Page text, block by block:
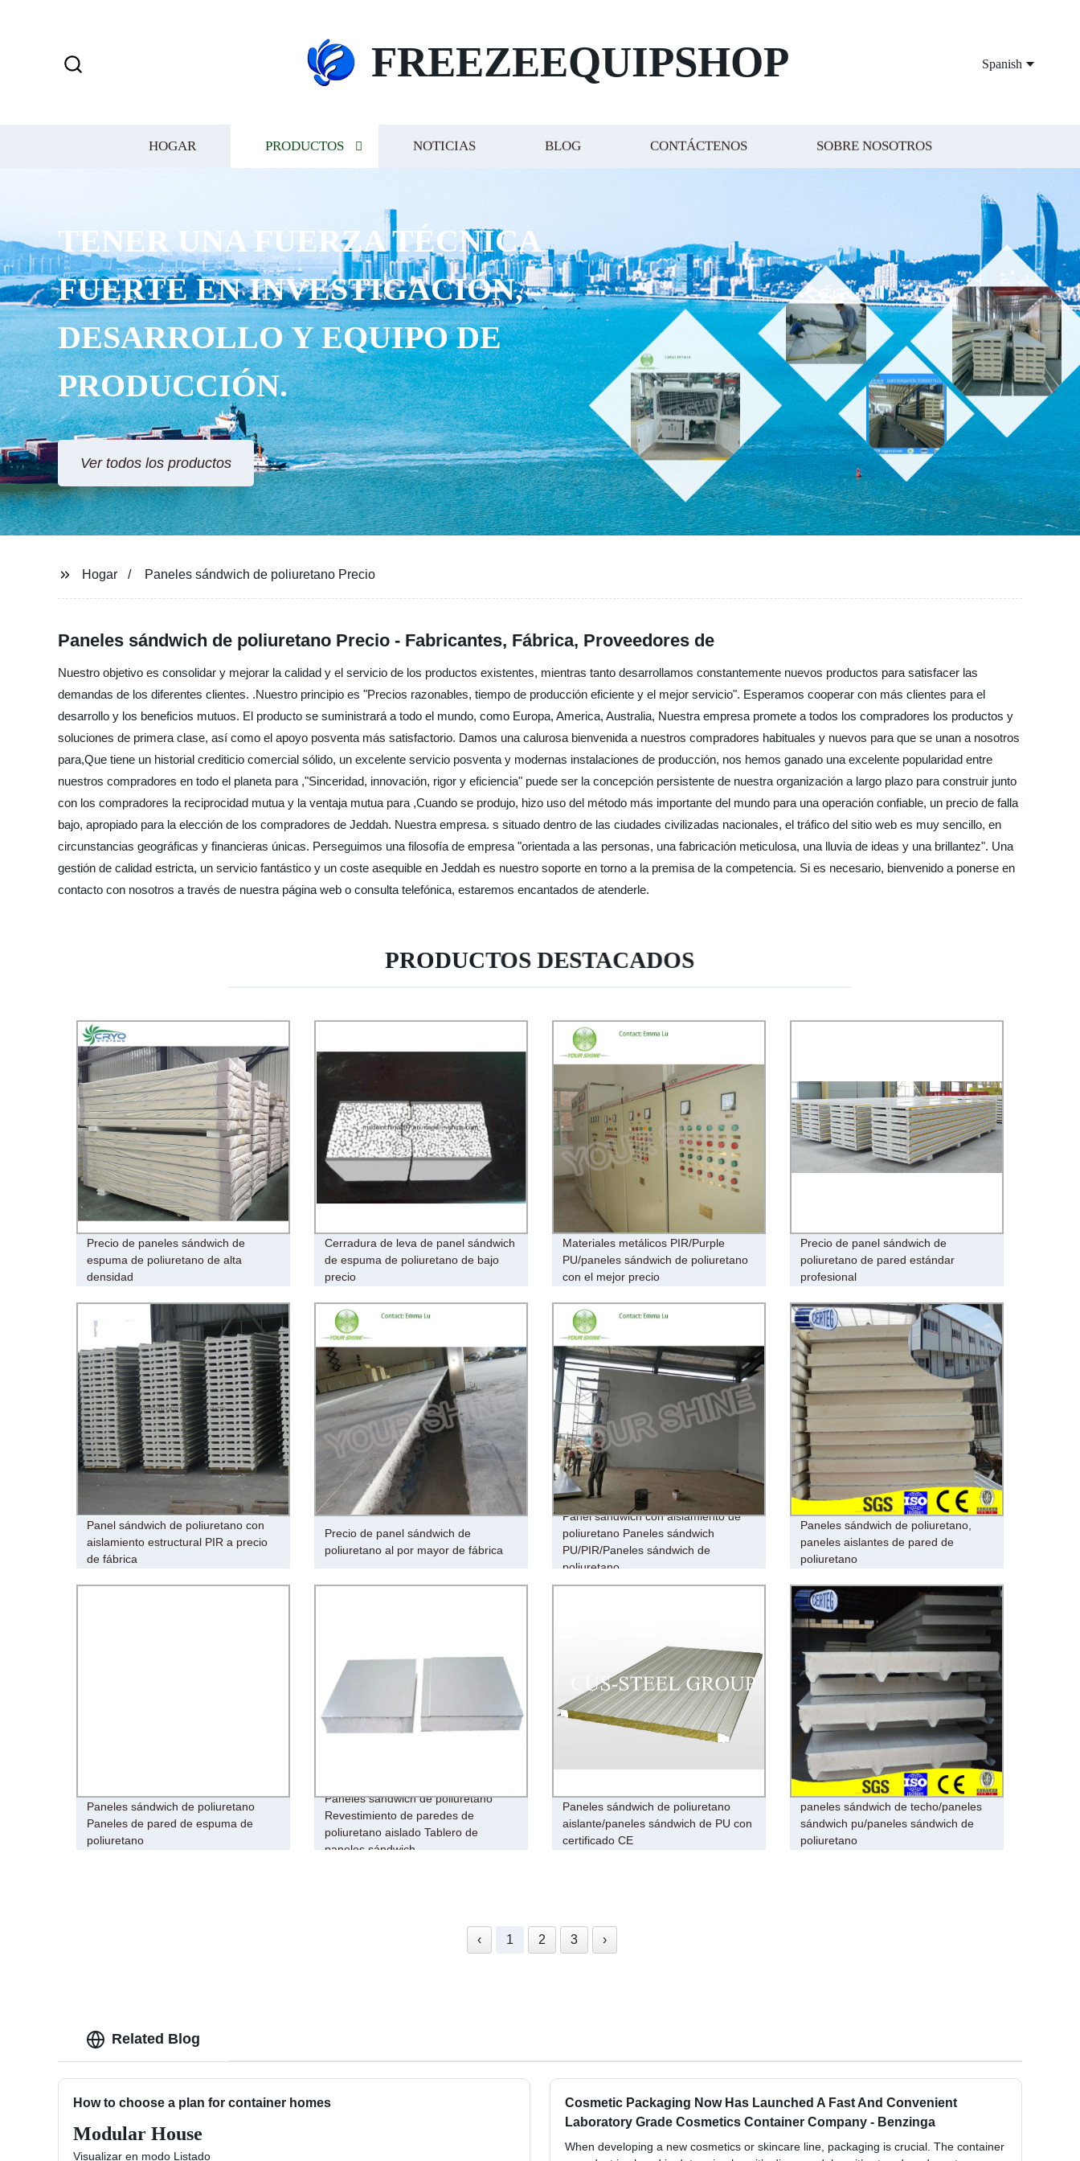
FREEZEEQUIPSHOP Spanish
HOGAR PRODUCTOS NOTICIAS BLOG CONTÁCTENOS SOBRE NOSOTROS
TENER UNA FUERZA TÉCNICA
FUERTE EN INVESTIGACIÓN,
DESARROLLO Y EQUIPO DE
PRODUCCIÓN.
Ver todos los productos
Hogar Paneles sándwich de poliuretano Precio
Paneles sándwich de poliuretano Precio - Fabricantes, Fábrica, Proveedores de
Nuestro objetivo es consolidar y mejorar la calidad y el servicio de los productos existentes, mientras tanto desarrollamos constantemente nuevos productos para satisfacer las
demandas de los diferentes clientes. .Nuestro principio es "Precios razonables, tiempo de producción eficiente y el mejor servicio". Esperamos cooperar con más clientes para el
desarrollo y los beneficios mutuos. El producto se suministrará a todo el mundo, como Europa, America, Australia, Nuestra empresa promete a todos los compradores los productos y
soluciones de primera clase, así como el apoyo posventa más satisfactorio. Damos una calurosa bienvenida a nuestros compradores habituales y nuevos para que se unan a nosotros
para,Que tiene un historial crediticio comercial sólido, un excelente servicio posventa y modernas instalaciones de producción, nos hemos ganado una excelente popularidad entre
nuestros compradores en todo el planeta para ,"Sinceridad, innovación, rigor y eficiencia" puede ser la concepción persistente de nuestra organización a largo plazo para construir junto
con los compradores la reciprocidad mutua y la ventaja mutua para ,Cuando se produjo, hizo uso del método más importante del mundo para una operación confiable, un precio de falla
bajo, apropiado para la elección de los compradores de Jeddah. Nuestra empresa. s situado dentro de las ciudades civilizadas nacionales, el tráfico del sitio web es muy sencillo, en
circunstancias geográficas y financieras únicas. Perseguimos una filosofía de empresa "orientada a las personas, una fabricación meticulosa, una lluvia de ideas y una brillantez". Una
gestión de calidad estricta, un servicio fantástico y un coste asequible en Jeddah es nuestro soporte en torno a la premisa de la competencia. Si es necesario, bienvenido a ponerse en
contacto con nosotros a través de nuestra página web o consulta telefónica, estaremos encantados de atenderle.
PRODUCTOS DESTACADOS
Precio de paneles sándwich de
espuma de poliuretano de alta
densidad
Cerradura de leva de panel sándwich
de espuma de poliuretano de bajo
precio
Materiales metálicos PIR/Purple
PU/paneles sándwich de poliuretano
con el mejor precio
Precio de panel sándwich de
poliuretano de pared estándar
profesional
Panel sándwich de poliuretano con
aislamiento estructural PIR a precio
de fábrica
Precio de panel sándwich de
poliuretano al por mayor de fábrica
Panel sándwich con aislamiento de
poliuretano Paneles sándwich
PU/PIR/Paneles sándwich de
poliuretano
Paneles sándwich de poliuretano,
paneles aislantes de pared de
poliuretano
Paneles sándwich de poliuretano
Paneles de pared de espuma de
poliuretano
Paneles sándwich de poliuretano
Revestimiento de paredes de
poliuretano aislado Tablero de
paneles sándwich
Paneles sándwich de poliuretano
aislante/paneles sándwich de PU con
certificado CE
paneles sándwich de techo/paneles
sándwich pu/paneles sándwich de
poliuretano
‹ 1 2 3 ›
Related Blog
How to choose a plan for container homes
Modular House
Visualizar en modo Listado
Cosmetic Packaging Now Has Launched A Fast And Convenient
Laboratory Grade Cosmetics Container Company - Benzinga
When developing a new cosmetics or skincare line, packaging is crucial. The container